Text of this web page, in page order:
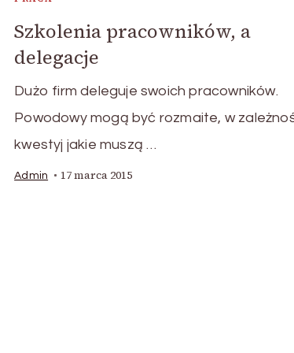
Szkolenia pracowników, a
delegacje
Dużo firm deleguje swoich pracowników.
Powodowy mogą być rozmaite, w
kwestyj jakie muszą …
Admin 17 marca 2015